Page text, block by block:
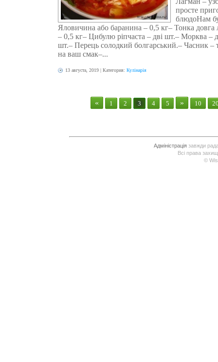
просте
блюдоНам
Яловичина або баранина – 0,5 кг– Тонка довга
– 0,5 кг– Цибулю ріпчаста – дві шт.– Морква –
шт.– Перець солодкий болгарський.– Часник –
на ваш смак–...
13 августа, 2019 | Категория:Кулінарія
« 1 2 3 4 5 » 10
Адміністраціязавжди рада
Всі права
©